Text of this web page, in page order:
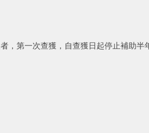
，第一次查獲，自查獲日起停止補助半